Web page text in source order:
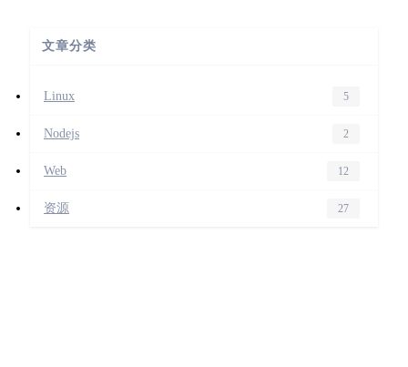
文章分类
Linux 5
Nodejs 2
Web 12
资源 27